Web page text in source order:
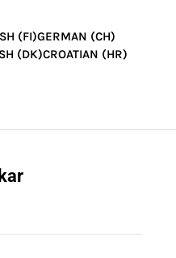
(FI)GERMAN (CH)
(DK)CROATIAN (HR)